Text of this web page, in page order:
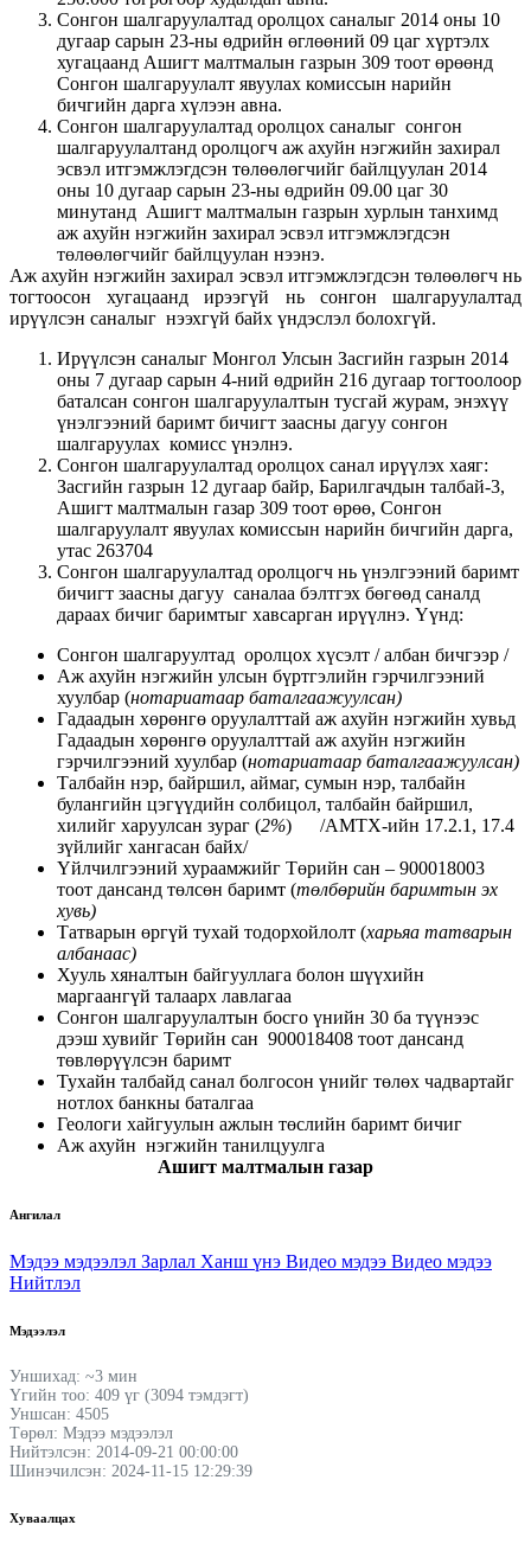
Сонгон шалгаруулалтад оролцох саналыг 2014 оны 10
дугаар сарын 23-ны өдрийн өглөөний 09 цаг хүртэлх
хугацаанд Ашигт малтмалын газрын 309 тоот өрөөнд
Сонгон шалгаруулалт явуулах комиссын нарийн
бичгийн дарга хүлээн авна.
Сонгон шалгаруулалтад оролцох саналыг сонгон
шалгаруулалтанд оролцогч аж ахуйн нэгжийн захирал
эсвэл итгэмжлэгдсэн төлөөлөгчийг байлцуулан 2014
оны 10 дугаар сарын 23-ны өдрийн 09.00 цаг 30
минутанд Ашигт малтмалын газрын хурлын танхимд
аж ахуйн нэгжийн захирал эсвэл итгэмжлэгдсэн
төлөөлөгчийг байлцуулан нээнэ.
Аж ахуйн нэгжийн захирал эсвэл итгэмжлэгдсэн төлөөлөгч нь
тогтоосон хугацаанд ирээгүй нь сонгон шалгаруулалтад
ирүүлсэн саналыг нээхгүй байх үндэслэл болохгүй.
Ирүүлсэн саналыг Монгол Улсын Засгийн газрын 2014
оны 7 дугаар сарын 4-ний өдрийн 216 дугаар тогтоолоор
баталсан сонгон шалгаруулалтын тусгай журам, энэхүү
үнэлгээний баримт бичигт заасны дагуу сонгон
шалгаруулах комисс үнэлнэ.
Сонгон шалгаруулалтад оролцох санал ирүүлэх хаяг:
Засгийн газрын 12 дугаар байр, Барилгачдын талбай-3,
Ашигт малтмалын газар 309 тоот өрөө, Сонгон
шалгаруулалт явуулах комиссын нарийн бичгийн дарга,
утас 263704
Сонгон шалгаруулалтад оролцогч нь үнэлгээний баримт
бичигт заасны дагуу саналаа бэлтгэх бөгөөд саналд
дараах бичиг баримтыг хавсарган ирүүлнэ. Үүнд:
Сонгон шалгаруултад оролцох хүсэлт / албан бичгээр /
Аж ахуйн нэгжийн улсын бүртгэлийн гэрчилгээний
хуулбар (нотариатаар баталгаажуулсан)
Гадаадын хөрөнгө оруулалттай аж ахуйн нэгжийн хувьд
Гадаадын хөрөнгө оруулалттай аж ахуйн нэгжийн
гэрчилгээний хуулбар (нотариатаар баталгаажуулсан)
Талбайн нэр, байршил, аймаг, сумын нэр, талбайн
булангийн цэгүүдийн солбицол, талбайн байршил,
хилийг харуулсан зураг (2%) /АМТХ-ийн 17.2.1, 17.4
зүйлийг хангасан байх/
Үйлчилгээний хураамжийг Төрийн сан – 900018003
тоот дансанд төлсөн баримт (төлбөрийн баримтын эх
хувь)
Татварын өргүй тухай тодорхойлолт (харьяа татварын
албанаас)
Хууль хяналтын байгууллага болон шүүхийн
маргаангүй талаарх лавлагаа
Сонгон шалгаруулалтын босго үнийн 30 ба түүнээс
дээш хувийг Төрийн сан 900018408 тоот дансанд
төвлөрүүлсэн баримт
Тухайн талбайд санал болгосон үнийг төлөх чадвартайг
нотлох банкны баталгаа
Геологи хайгуулын ажлын төслийн баримт бичиг
Аж ахуйн нэгжийн танилцуулга
Ашигт малтмалын газар
Ангилал
Мэдээ мэдээлэл Зарлал Ханш үнэ Видео мэдээ Видео мэдээ
Нийтлэл
Мэдээлэл
Уншихад: ~3 мин
Үгийн тоо: 409 үг (3094 тэмдэгт)
Уншсан: 4505
Төрөл: Мэдээ мэдээлэл
Нийтэлсэн: 2014-09-21 00:00:00
Шинэчилсэн: 2024-11-15 12:29:39
Хуваалцах